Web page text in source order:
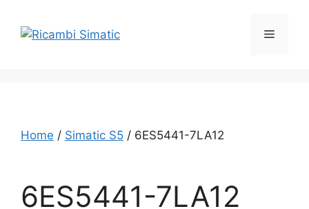
contenuto
Menu
Home / Simatic S5 / 6ES5441-7LA12
6ES5441-7LA12